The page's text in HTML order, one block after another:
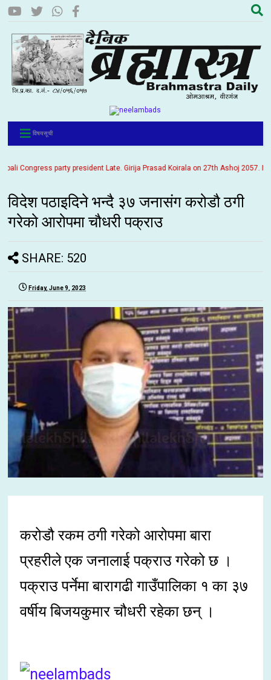
विषयसूची
Congress party president Late. Girija Prasad Koirala on 27th Ashoj 2057. It
विदेश पठाइदिने भन्दै ३७ जनासंग करोडौ ठगी
गरेको आरोपमा चौधरी पक्राउ
SHARE: 520
Friday, June 9, 2023
करोडौ रकम ठगी गरेको आरोपमा बारा
प्रहरीले एक जनालाई पक्राउ गरेको छ ।
पक्राउ पर्नेमा बारागढी गाउँपालिका १ का ३७
वर्षीय बिजयकुमार चौधरी रहेका छन् ।